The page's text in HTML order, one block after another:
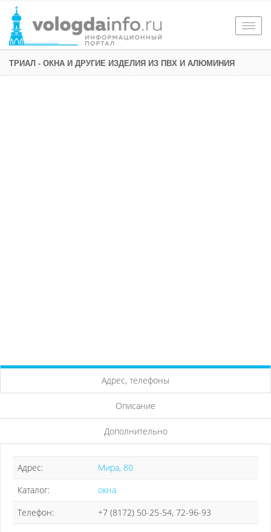
ТРИАЛ - ОКНА И ДРУГИЕ ИЗДЕЛИЯ ИЗ ПВХ И АЛЮМИНИЯ
Адрес, телефоны
Описание
Дополнительно
Адрес:
Мира, 80
Каталог:
окна
Телефон:
+7 (8172) 50-25-54, 72-96-93